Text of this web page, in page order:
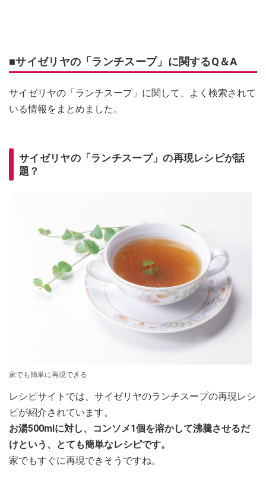
■サイゼリヤの「ランチスープ」に関するQ＆A
サイゼリヤの「ランチスープ」に関して、よく検索されて
いる情報をまとめました。
サイゼリヤの「ランチスープ」の再現レシピが話
題？
家でも簡単に再現できる
レシピサイトでは、サイゼリヤのランチスープの再現レシ
ピが紹介されています。
お湯500mlに対し、コンソメ1個を溶かして沸騰させるだ
けという、とても簡単なレシピです。
家でもすぐに再現できそうですね。